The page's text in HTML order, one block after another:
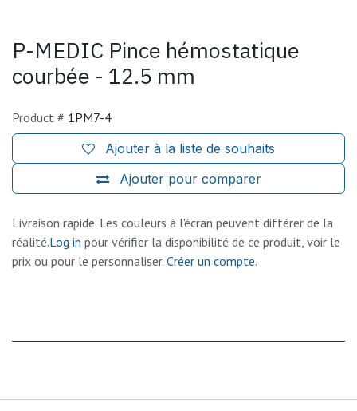
P-MEDIC Pince hémostatique
courbée - 12.5 mm
Product # 1PM7-4
Ajouter pour comparer
Ajouter à la liste de souhaits
Livraison rapide. Les couleurs à l'écran peuvent différer de la
réalité.Log in pour vérifier la disponibilité de ce produit, voir le
prix ou pour le personnaliser. Créer un compte.